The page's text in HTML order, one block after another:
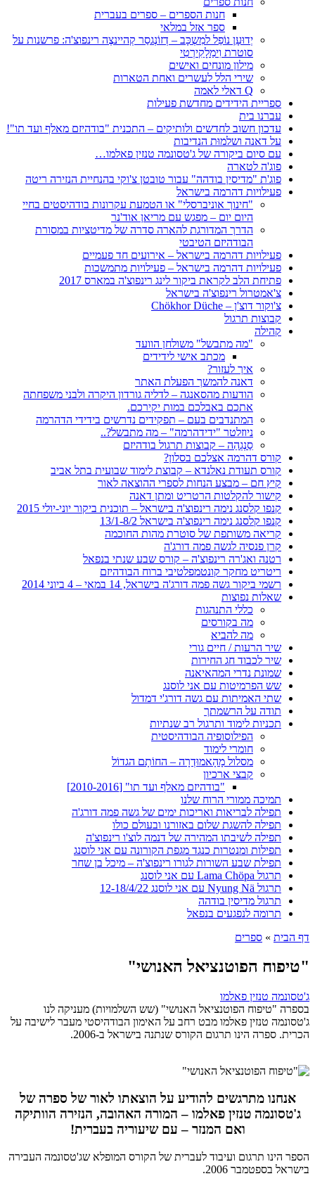
חנות הספרים – ספרים בעברית
ספר אזל במלאי
יְדוּעָן נוֹפֵל למִשְכָּב – דְזוֹנְגסַר קְהיינצֶה רינפוצ'ה: פרשנות על
סוטרת וִימַלָקִירְטִי
מילון מונחים ואישים
שירי הלל לעשרים ואחת הטארות
Q דאלי לאמה
ספריית הידידים מחדשת פעילות
עברנו בית
עדכון חשוב לחדשים ולותיקים – התכנית "בודהיזם מאלף ועד תו"!
על דאנה ושלמוּת הנדיבות
עם סיום ביקורה של ג'טסונמה טנזין פאלמו…
פוג'ה לטארה
פוג'ת "מדיסין בודהה" עבור טובטן צ'וקי בהנחיית הנזירה ריטה
פעילויות דהרמה בישראל
"חינוך אוניברסלי" או הטמעת עקרונות בודהיסטים בחיי
היום יום – מפגש עם מריאן אוד'נר
הדרך המדורגת להארה סדרה של מדיטציות במסורת
הבודהיזם הטיבטי
פעילויות דהרמה בישראל – אירועים חד פעמיים
פעילויות דהרמה בישראל – פעילויות מתמשכות
פתיחת הלב לקראת ביקור לינג רינפוצ'ה במארס 2017
צ'אמטרול רינפוצ'ה בישראל
צ'וקור דוצ'ן – Chökhor Düche
קבוצות תרגול
קהילה
"מה מתבשל" משולחן הוועד
מכתב אישי לידידים
איך לעזור?
דאנה להמשך הפעלת האתר
הודעות מהסאנגה – לדליה גורדון היקרה ולבני משפחתה
אתכם באבלכם במות יקירכם.
המתנדבים בעם – תפקידים נדרשים בידידי הדהרמה
ניוזלטר "ידידהרמה" – מה מתבשל?..
סַנְגְהַה – קבוצות תרגול בודהיזם
קורס דהרמה אצלכם בסלון?
קורס תעודת נאלנדא – קבוצת לימוד שבועית בתל אביב
קיץ חם – מבצע הנחות לספרי ההוצאה לאור
קישור להקלטות הרטריט ומתן דאנה
קנפו קלסנג נימה רינפוצ'ה בישראל – תוכנית ביקור יוני-יולי 2015
קנפו קלסנג נימה רינפוצ'ה בישראל 13/1-8/2
קריאה משותפת של סוטרת מהות החוכמה
קרן פנסיה לגשה פמה דורג'ה
רטנה ואג'רה רינפוצ'ה – קורס שבע שנתי בנפאל
ריטריט מחקר קונטמפלטיבי ברוח הבודהיזם
רשמי ביקור גשה פמה דורג'ה בישראל, 14 במאי – 4 ביוני 2014
שאלות נפוצות
כללי התנהגות
מה בקורסים
מה להביא
שיר הרעות / חיים גורי
שיר לכבוד חג החירות
שמונת נדרי המהאיאנה
שש הפרמיטות עם אני לוסנג
שתי האמיתות עם גשה דורג'י דמדול
תודה על הרשמתך
תכניות לימוד ותרגול רב שנתיות
הפילוסופיה הבודהיסטית
חומרי לימוד
מסלול מָהָאמוּדְרָה – החוֹתָם הגדוֹל
קבצי ארכיון
"בודהיזם מאלף ועד תו" [2010-2016]
תמיכה ממורי הרוח שלנו
תפילה לבריאות ואריכות ימים של גשה פמה דורג'ה
תפילה להשגת שלום באזורנו ובעולם כולו
תפילה לשיבתו המהירה של דנמה לוצ'ו רינפוצ'ה
תפילות ומנטרות כנגד מגפת הקורונה עם אני לוסנג
תפילת שבע השורות לגורו רינפוצ'ה – מיכל בן שחר
תרגול Lama Chöpa עם אני לוסנג
תרגול Nyung Nä עם אני לוסנג 12-18/4/22
תרגול מדיסין בודהה
תרומה לנפגעים בנפאל
דף הבית » ספרים
"טיפוח הפוטנציאל האנושי"
ג'טסונמה טנזין פאלמו
בספרה "טיפוח הפוטנציאל האנושי" (שש השלמויות) מעניקה לנו
ג'טסונמה טנזין פאלמו מבט רחב על האימון הבודהיסטי מעבר לישיבה על
הכרית. ספרה הינו תרגום הקורס שנתנה בישראל ב-2006.
אנחנו מתרגשים להודיע על הוצאתו לאור של ספרה של
ג'טסונמה טנזין פאלמו – המורה האהובה, הנזירה הוותיקה
ואם המנזר – עם שיעוריה בעברית!
הספר הינו תרגום ועיבוד לעברית של הקורס המופלא שג'טסונמה העבירה
בישראל בספטמבר 2006.